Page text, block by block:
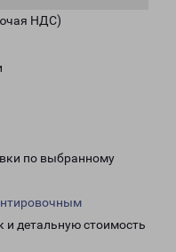
НДС)
по выбранному
и детальную стоимость